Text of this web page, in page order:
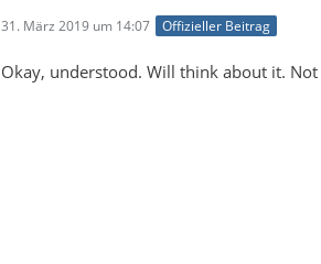
31. März 2019 um 14:07 Offizieller Beitrag
Okay, understood. Will think about it.